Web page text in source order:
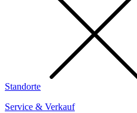
Standorte
Service & Verkauf